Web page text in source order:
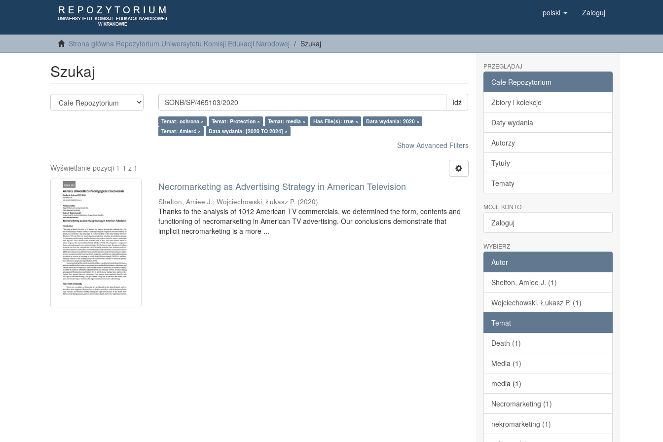
polski Zaloguj
Strona główna Repozytorium Uniwersytetu Komisji Edukacji Narodowej Szukaj
Szukaj
Idź
Temat: ochrona × Temat: Protection × Temat: media × Has File(s): true ×
Data wydania: 2020 ×
Temat: śmierć ×
Data wydania: [2020 TO 2024] ×
Show Advanced Filters
Wyświetlanie pozycji 1-1 z 1
Necromarketing as Advertising Strategy in American Television
Shelton, Amiee J.;Wojciechowski, Łukasz P. (2020)
Thanks to the analysis of 1012 American TV commercials, we determined the form, contents and
functioning of necromarketing in American TV advertising. Our conclusions demonstrate that
implicit necromarketing is a more ...
PRZEGLĄDAJ
Całe Repozytorium
Zbiory i kolekcje
Daty wydania
Autorzy
Tytuły
Tematy
MOJE KONTO
Zaloguj
WYBIERZ
Autor
Shelton, Amiee J. (1)
Wojciechowski, Łukasz P. (1)
Temat
Death (1)
Media (1)
media (1)
Necromarketing (1)
nekromarketing (1)